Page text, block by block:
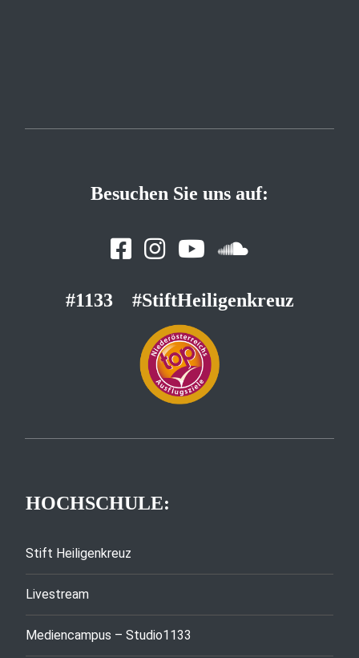
Besuchen Sie uns auf:
#1133 #StiftHeiligenkreuz
HOCHSCHULE:
Stift Heiligenkreuz
Livestream
Mediencampus – Studio1133